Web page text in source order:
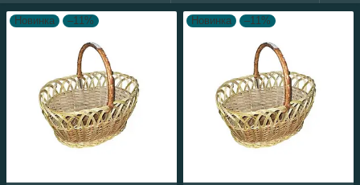
Новинка –11% Новинка –11%